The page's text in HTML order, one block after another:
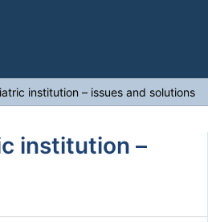
institution – issues and solutions
institution –